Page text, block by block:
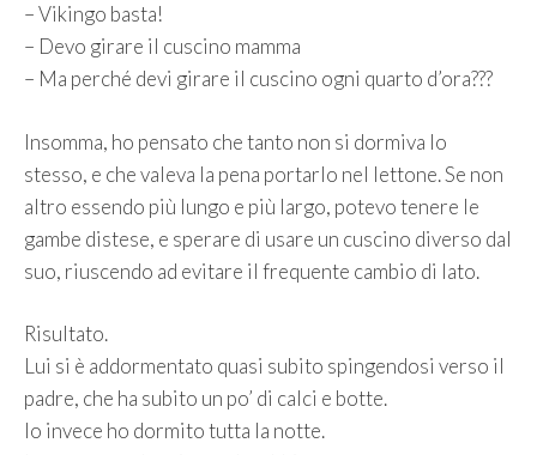
– Vikingo basta!
– Devo girare il cuscino mamma
– Ma perché devi girare il cuscino ogni quarto d’ora???
Insomma, ho pensato che tanto non si dormiva lo
stesso, e che valeva la pena portarlo nel lettone. Se non
altro essendo più lungo e più largo, potevo tenere le
gambe distese, e sperare di usare un cuscino diverso dal
suo, riuscendo ad evitare il frequente cambio di lato.
Risultato.
Lui si è addormentato quasi subito spingendosi verso il
padre, che ha subito un po’ di calci e botte.
Io invece ho dormito tutta la notte.